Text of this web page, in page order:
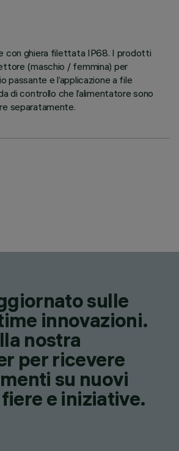
con ghiera filettata IP68. I prodotti
(maschio / femmina) per
passante e l’applicazione a file
di controllo che l’alimentatore sono
separatamente.
sulle
innovazioni.
nostra
per ricevere
su nuovi
e iniziative.